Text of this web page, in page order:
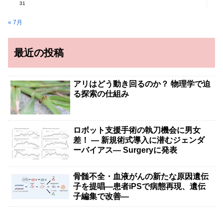
31
« 7月
最近の投稿
アリはどう動き回るのか？ 物理学で迫
る探索の仕組み
ロボット支援手術の執刀機会に男女
差！ — 新規術式導入に潜むジェンダ
ーバイアス— Surgeryに発表
骨髄不全・血液がんの新たな原因遺伝
子を提唱―患者iPSで病態再現、遺伝
子編集で改善―